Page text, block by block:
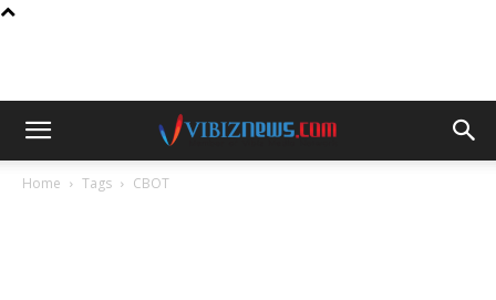
Home Tags CBOT